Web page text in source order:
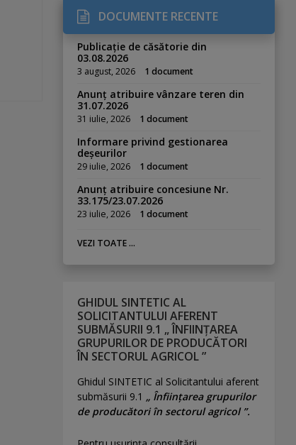
DOCUMENTE RECENTE
Publicație de căsătorie din
03.08.2026
3 august, 2026 1 document
Anunț atribuire vânzare teren din
31.07.2026
31 iulie, 2026 1 document
Informare privind gestionarea
deșeurilor
29 iulie, 2026 1 document
Anunț atribuire concesiune Nr.
33.175/23.07.2026
23 iulie, 2026 1 document
VEZI TOATE ...
GHIDUL SINTETIC AL
SOLICITANTULUI AFERENT
SUBMĂSURII 9.1 „ ÎNFIINȚAREA
GRUPURILOR DE PRODUCĂTORI
ÎN SECTORUL AGRICOL ”
Ghidul SINTETIC al Solicitantului aferent
submăsurii 9.1 „ Înființarea grupurilor
de producători în sectorul agricol ”.